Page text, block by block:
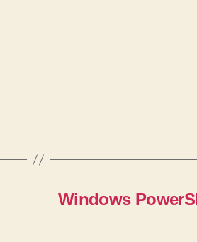
Windows